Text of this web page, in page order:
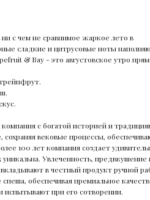
с чем не сравнимое жаркое лето в
сладкие и цитрусовые ноты
& Bay - это августовское утро
с богатой историей и
вековые процессы,
100 лет компания создает
Увлеченность, предвкушение
в честный продукт ручной
обеспечивая премиальное
испытывают при его сотворении.